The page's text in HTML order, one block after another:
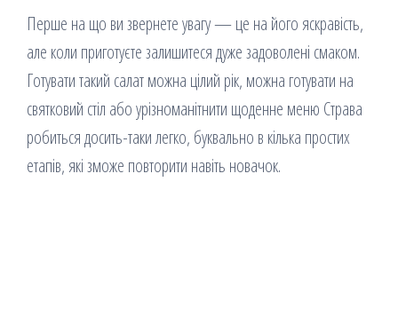
Перше на що ви звернете увагу — це на його яскравість,
але коли приготуєте залишитеся дуже задоволені смаком.
Готувати такий салат можна цілий рік, можна готувати на
святковий стіл або урізноманітнити щоденне меню Страва
робиться досить-таки легко, буквально в кілька простих
етапів, які зможе повторити навіть новачок.